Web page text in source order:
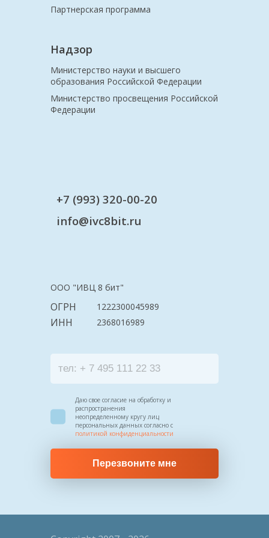
Партнерская программа
Надзор
Министерство науки и высшего
образования Российской Федерации
Министерство просвещения Российской
Федерации
+7 (993) 320-00-20
info@ivc8bit.ru
ООО "ИВЦ 8 бит"
ОГРН 1222300045989
ИНН 2368016989
Даю свое согласие на обработку и
распространения
неопределенному кругу лиц
персональных данных согласно с
политикой конфиденциальности
Перезвоните мне